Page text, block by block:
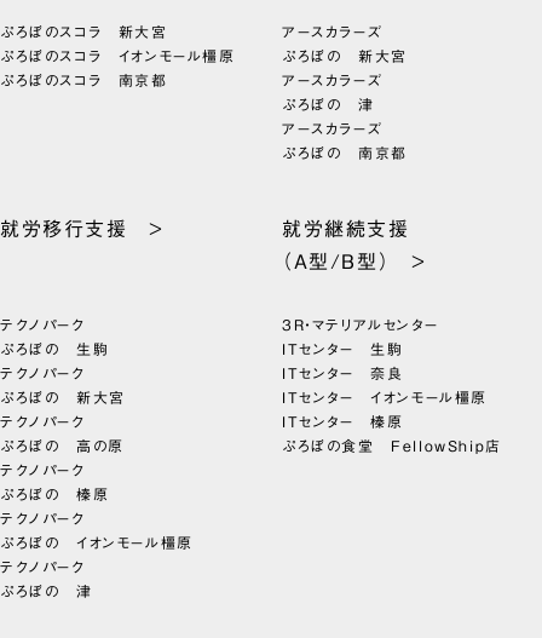
ぷろぼのスコラ 新大宮
ぷろぼのスコラ イオンモール橿原
ぷろぼのスコラ 南京都
アースカラーズ
ぷろぼの 新大宮
アースカラーズ
ぷろぼの 津
アースカラーズ
ぷろぼの 南京都
就労移行支援 >
テクノパーク
ぷろぼの 生駒
テクノパーク
ぷろぼの 新大宮
テクノパーク
ぷろぼの 高の原
テクノパーク
ぷろぼの 榛原
テクノパーク
ぷろぼの イオンモール橿原
テクノパーク
ぷろぼの 津
就労継続支援
（A型/B型） >
3R・マテリアルセンター
ITセンター 生駒
ITセンター 奈良
ITセンター イオンモール橿原
ITセンター 榛原
ぷろぼの食堂 FellowShip店